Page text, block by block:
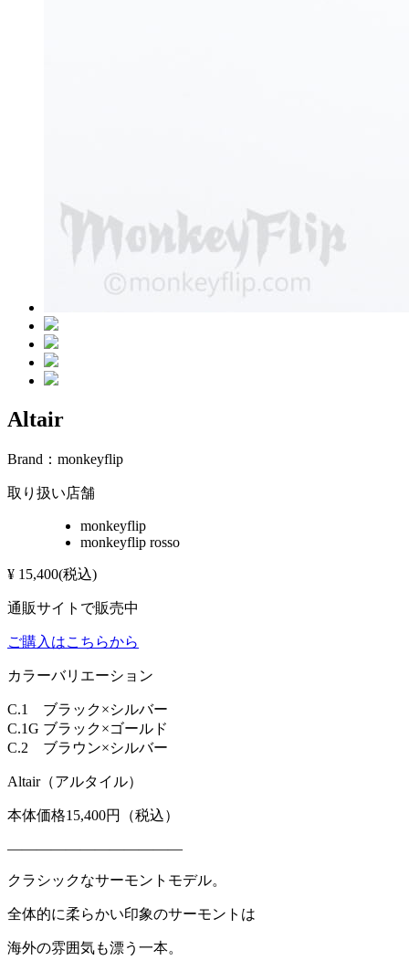
Altair
Brand： monkeyflip
取り扱い店舗
monkeyflip
monkeyflip rosso
¥ 15,400(税込)
通販サイトで販売中
ご購入はこちらから
カラーバリエーション
C.1 ブラック×シルバー
C.1G ブラック×ゴールド
C.2 ブラウン×シルバー
Altair（アルタイル）
本体価格15,400円（税込）
————————————
クラシックなサーモントモデル。
全体的に柔らかい印象のサーモントは
海外の雰囲気も漂う一本。